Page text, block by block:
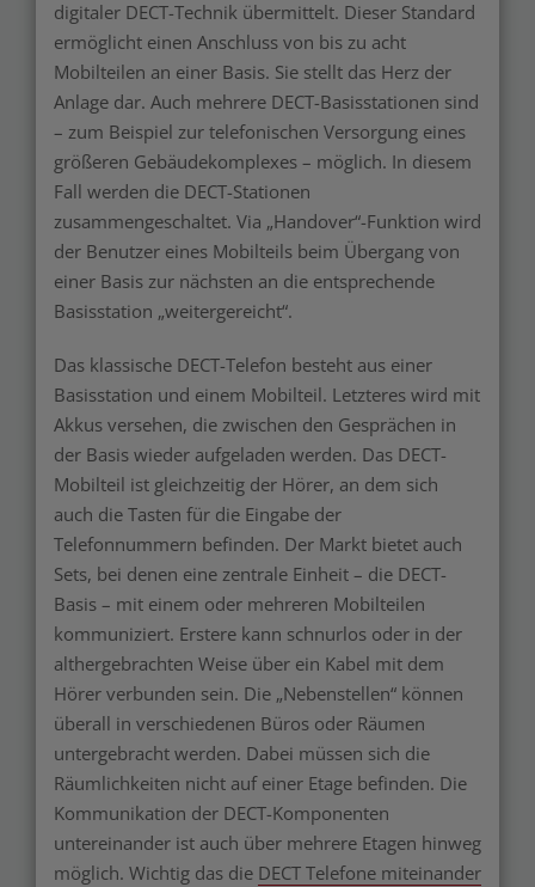
digitaler DECT-Technik übermittelt. Dieser Standard
ermöglicht einen Anschluss von bis zu acht
Mobilteilen an einer Basis. Sie stellt das Herz der
Anlage dar. Auch mehrere DECT-Basisstationen sind
– zum Beispiel zur telefonischen Versorgung eines
größeren Gebäudekomplexes – möglich. In diesem
Fall werden die DECT-Stationen
zusammengeschaltet. Via „Handover“-Funktion wird
der Benutzer eines Mobilteils beim Übergang von
einer Basis zur nächsten an die entsprechende
Basisstation „weitergereicht“.
Das klassische DECT-Telefon besteht aus einer
Basisstation und einem Mobilteil. Letzteres wird mit
Akkus versehen, die zwischen den Gesprächen in
der Basis wieder aufgeladen werden. Das DECT-
Mobilteil ist gleichzeitig der Hörer, an dem sich
auch die Tasten für die Eingabe der
Telefonnummern befinden. Der Markt bietet auch
Sets, bei denen eine zentrale Einheit – die DECT-
Basis – mit einem oder mehreren Mobilteilen
kommuniziert. Erstere kann schnurlos oder in der
althergebrachten Weise über ein Kabel mit dem
Hörer verbunden sein. Die „Nebenstellen“ können
überall in verschiedenen Büros oder Räumen
untergebracht werden. Dabei müssen sich die
Räumlichkeiten nicht auf einer Etage befinden. Die
Kommunikation der DECT-Komponenten
untereinander ist auch über mehrere Etagen hinweg
möglich. Wichtig das die DECT Telefone miteinander